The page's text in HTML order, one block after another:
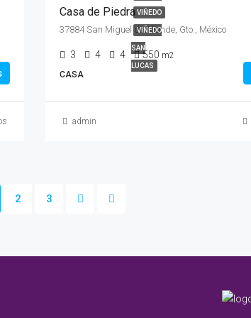
VIÑEDO
VIÑEDO
SAN
LUCAS
Casa de Piedra
37884 San Miguel de Allende, Gto., México
3 4 4 550 m2
CASA
admin
2 3